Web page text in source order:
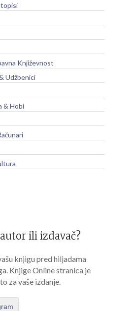
Književnost
Udžbenici
& Hobi
ili izdavač?
knjigu pred hiljadama
Knjige Online stranica je
za vaše izdanje.